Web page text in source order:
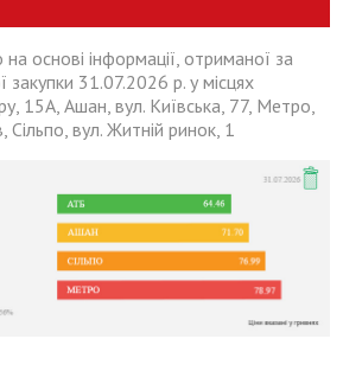
основі інформації, отриманої за
31.07.2026 р. у місцях
15А, Ашан, вул. Київська, 77, Метро,
Сільпо, вул. Житній ринок, 1